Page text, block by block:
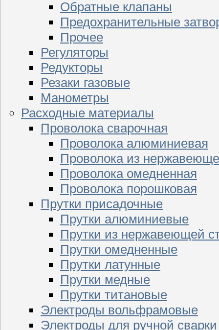
Обратные клапаны
Предохранительные
Прочее
Регуляторы
Редукторы
Резаки газовые
Манометры
Расходные материалы
Проволока сварочная
Проволока алюминиевая
Проволока из
Проволока омедненная
Проволока порошковая
Прутки присадочные
Прутки алюминиевые
Прутки из нержавеющей
Прутки омедненные
Прутки латунные
Прутки медные
Прутки титановые
Электроды вольфрамовые
Электроды для ручной сварки